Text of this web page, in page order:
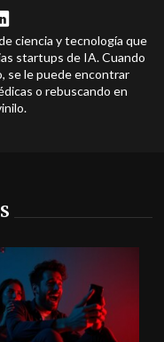
ciencia y tecnología que
startups de IA. Cuando
se le puede encontrar
o rebuscando en